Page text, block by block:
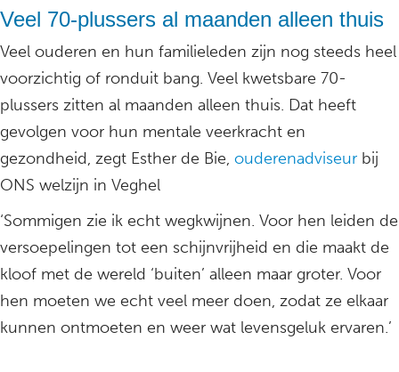
Veel 70-plussers al maanden alleen thuis
Veel ouderen en hun familieleden zijn nog steeds heel
voorzichtig of ronduit bang. Veel kwetsbare 70-
plussers zitten al maanden alleen thuis. Dat heeft
gevolgen voor hun mentale veerkracht en
gezondheid, zegt Esther de Bie, ouderenadviseur bij
ONS welzijn in Veghel
‘Sommigen zie ik echt wegkwijnen. Voor hen leiden de
versoepelingen tot een schijnvrijheid en die maakt de
kloof met de wereld ‘buiten’ alleen maar groter. Voor
hen moeten we echt veel meer doen, zodat ze elkaar
kunnen ontmoeten en weer wat levensgeluk ervaren.’